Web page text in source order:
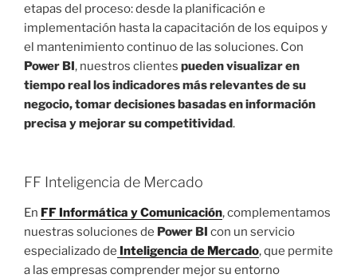
etapas del proceso: desde la planificación e
implementación hasta la capacitación de los equipos y
el mantenimiento continuo de las soluciones. Con
Power BI, nuestros clientes pueden visualizar en
tiempo real los indicadores más relevantes de su
negocio, tomar decisiones basadas en información
precisa y mejorar su competitividad.
FF Inteligencia de Mercado
En FF Informática y Comunicación, complementamos
nuestras soluciones de Power BI con un servicio
especializado de Inteligencia de Mercado, que permite
a las empresas comprender mejor su entorno